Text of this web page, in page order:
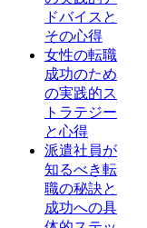
ドバイスと
その心得
女性の転職
成功のため
の実践的ス
トラテジー
と心得
派遣社員が
知るべき転
職の秘訣と
成功への具